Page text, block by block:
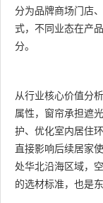
分为品牌商场门店
式，不同业态在产
分。
从行业核心价值分
属性，窗帘承担遮
护、优化室内居住
直接影响后续居家
处华北沿海区域，
的选材标准，也是